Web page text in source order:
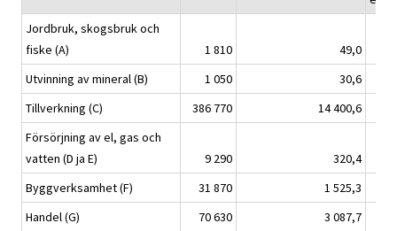
Jordbruk, skogsbruk och
fiske (A)
1 810
49,0
Utvinning av mineral (B)
1 050
30,6
Tillverkning (C)
386 770
14 400,6
Försörjning av el, gas och
vatten (D ja E)
9 290
320,4
Byggverksamhet (F)
31 870
1 525,3
Handel (G)
70 630
3 087,7